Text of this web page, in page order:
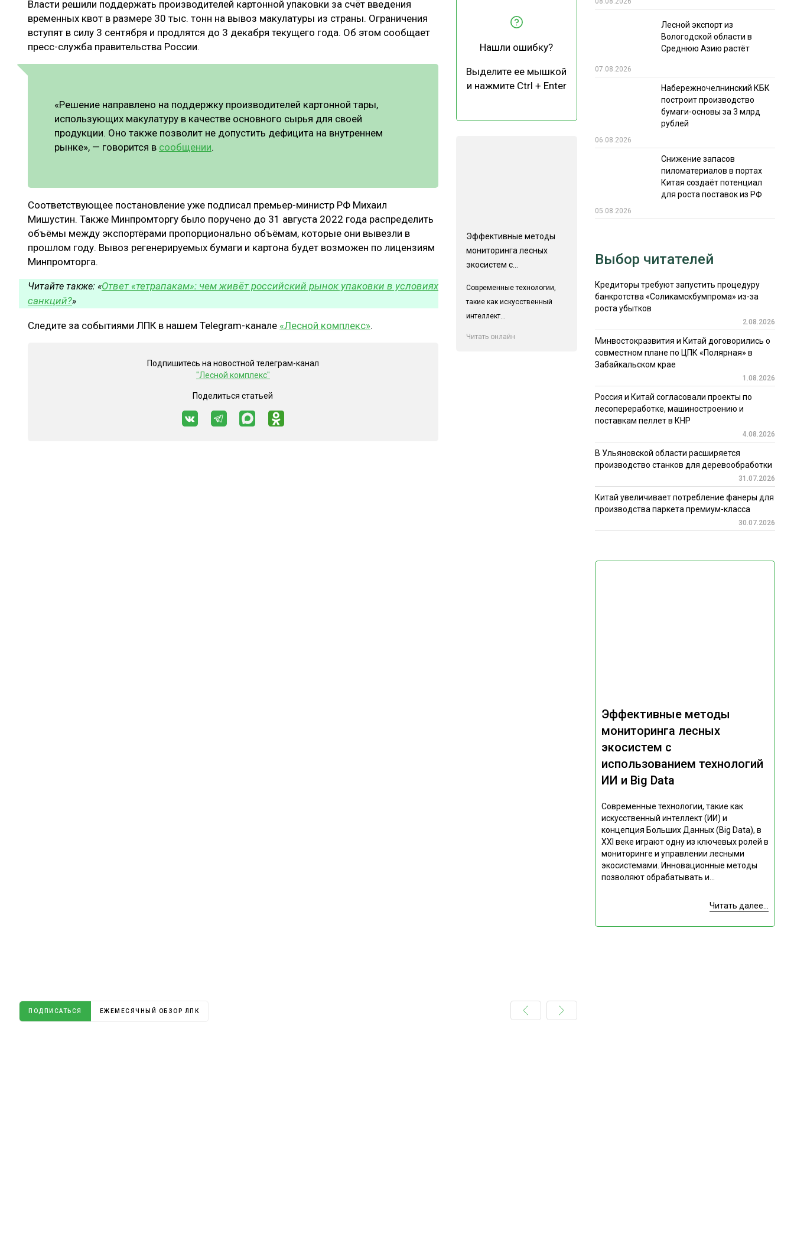
ЛЕСОВОССТАНОВЛЕНИЕ И ЗАЩИТА
ПРОИЗВОДСТВО ДРЕВЕСНЫХ ПЛИТ
СУШКА ДРЕВЕСИНЫ
МЕБЕЛЬНОЕ ПРОИЗВОДСТВО
РЫНОК
ТЕХНОЛОГИИ
ОТРАСЛЕВАЯ ДИСКУССИЯ
ЭКСПЕРТНОЕ МНЕНИЕ
ИТОГИ МЕРОПРИЯТИЙ
Власти решили поддержать производителей картонной упаковки за счёт введения
временных квот в размере 30 тыс. тонн на вывоз макулатуры из страны. Ограничения
вступят в силу 3 сентября и продлятся до 3 декабря текущего года. Об этом сообщает
пресс-служба правительства России.
«Решение направлено на поддержку производителей картонной тары,
использующих макулатуру в качестве основного сырья для своей
продукции. Оно также позволит не допустить дефицита на внутреннем
рынке», — говорится в сообщении.
Соответствующее постановление уже подписал премьер-министр РФ Михаил
Мишустин. Также Минпромторгу было поручено до 31 августа 2022 года распределить
объёмы между экспортёрами пропорционально объёмам, которые они вывезли в
прошлом году. Вывоз регенерируемых бумаги и картона будет возможен по лицензиям
Минпромторга.
Читайте также: «Ответ «тетрапакам»: чем живёт российский рынок упаковки в условиях
санкций?»
Следите за событиями ЛПК в нашем Telegram-канале «Лесной комплекс».
Подпишитесь на новостной телеграм-канал
"Лесной комплекс"
Поделиться статьей
Нашли ошибку?
Выделите ее мышкой
и нажмите Ctrl + Enter
Эффективные методы
мониторинга лесных
экосистем с...
Современные технологии,
такие как искусственный
интеллект...
Читать онлайн
Лесной экспорт из
Вологодской области в
Среднюю Азию растёт
07.08.2026
Набережночелнинский КБК
построит производство
бумаги-основы за 3 млрд
рублей
06.08.2026
Снижение запасов
пиломатериалов в портах
Китая создаёт потенциал
для роста поставок из РФ
05.08.2026
Эффективные методы
мониторинга лесных
экосистем с
использованием технологий
ИИ и Big Data
Современные технологии, такие как
искусственный интеллект (ИИ) и
концепция Больших Данных (Big Data), в
XXI веке играют одну из ключевых ролей в
мониторинге и управлении лесными
экосистемами. Инновационные методы
позволяют обрабатывать и...
Читать далее...
ПОДПИСАТЬСЯ ЕЖЕМЕСЯЧНЫЙ ОБЗОР ЛПК
Выбор читателей
Кредиторы требуют запустить процедуру
банкротства «Соликамскбумпрома» из-за
роста убытков
2.08.2026
Минвостокразвития и Китай договорились о
совместном плане по ЦПК «Полярная» в
Забайкальском крае
1.08.2026
Россия и Китай согласовали проекты по
лесопереработке, машиностроению и
поставкам пеллет в КНР
4.08.2026
В Ульяновской области расширяется
производство станков для деревообработки
31.07.2026
Китай увеличивает потребление фанеры для
производства паркета премиум-класса
30.07.2026